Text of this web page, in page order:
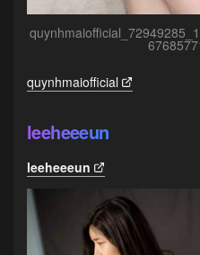
quynhmaiofficial
leeheeeun
leeheeeun